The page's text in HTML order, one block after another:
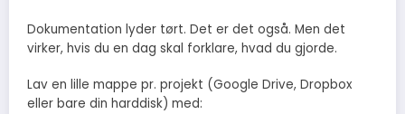
Dokumentation lyder tørt. Det er det også. Men det
virker, hvis du en dag skal forklare, hvad du gjorde.
Lav en lille mappe pr. projekt (Google Drive, Dropbox
eller bare din harddisk) med: